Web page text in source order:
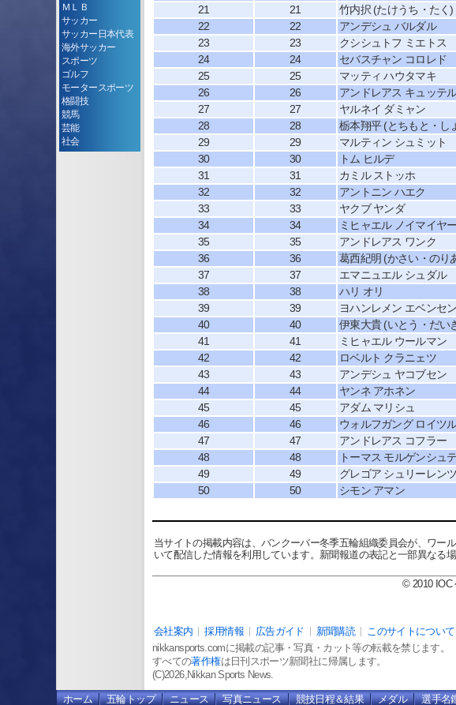
21
21 竹内択 (たけうち・たく)
22
22 アンデシュ バルダル
23
23 クシシュトフ ミエトス
24
24 セバスチャン コロレド
25
25 マッティ ハウタマキ
26
26 アンドレアス キュッテ
27
27 ヤルネイ ダミャン
28
28 栃本翔平 (とちもと・し
29
29 マルティン シュミット
30
30 トム ヒルデ
31
31 カミル ストッホ
32
32 アントニン ハエク
33
33 ヤクブ ヤンダ
34
34 ミヒャエル ノイマイヤー
35
35 アンドレアス ワンク
36
36 葛西紀明 (かさい・のり
37
37 エマニュエル シュダル
38
38 ハリ オリ
39
39 ヨハンレメン エベンセン
40
40 伊東大貴 (いとう・だい
41
41 ミヒャエル ウールマン
42
42 ロベルト クラニェツ
43
43 アンデシュ ヤコブセン
44
44 ヤンネ アホネン
45
45 アダム マリシュ
46
46 ウォルフガング ロイツ
47
47 アンドレアス コフラー
48
48 トーマス モルゲンシュ
49
49 グレゴア シュリーレン
50
50 シモン アマン
当サイトの掲載内容は、バンクーバー冬季五輪組織委員会が、ワー
いて配信した情報を利用しています。新聞報道の表記と一部異なる場
© 2010 IOC
ＭＬＢ
サッカー
サッカー日本代表
海外サッカー
スポーツ
ゴルフ
モータースポーツ
格闘技
競馬
芸能
社会
会社案内 採用情報 広告ガイド 新聞購読 このサイトについて
nikkansports.comに掲載の記事・写真・カット等の転載を禁じます。
すべての著作権は日刊スポーツ新聞社に帰属します。
(C)2026,Nikkan Sports News.
ホーム 五輪トップ ニュース 写真ニュース 競技日程＆結果 メダル 選手名